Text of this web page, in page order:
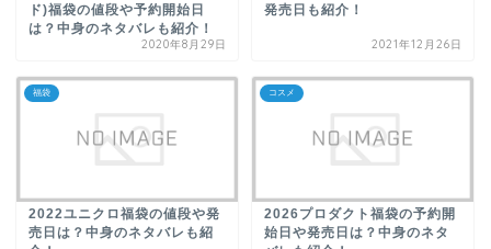
ド)福袋の値段や予約開始日
は？中身のネタバレも紹介！
2020年8月29日
発売日も紹介！
2021年12月26日
福袋
2022ユニクロ福袋の値段や発
売日は？中身のネタバレも紹
コスメ
2026プロダクト福袋の予約開
始日や発売日は？中身のネタ